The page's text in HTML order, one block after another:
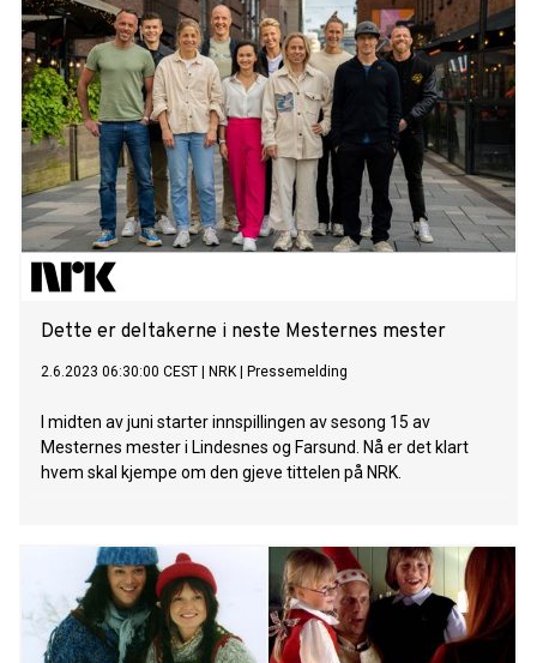
Dette er deltakerne i neste Mesternes mester
2.6.2023 06:30:00 CEST NRK Pressemelding
I midten av juni starter innspillingen av sesong 15 av
Mesternes mester i Lindesnes og Farsund. Nå er det klart
hvem skal kjempe om den gjeve tittelen på NRK.